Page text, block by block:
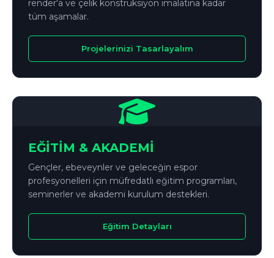
render'a ve çelik konstrüksiyon imalatına kadar
tüm aşamalar.
Projelerinizi Tasarlayalım
EĞİTİM & AKADEMİ
Gençler, ebeveynler ve geleceğin espor
profesyonelleri için müfredatlı eğitim programları,
seminerler ve akademi kurulum destekleri.
Eğitim Detayları